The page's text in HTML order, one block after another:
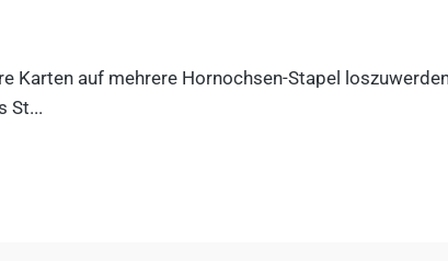
Karten auf mehrere Hornochsen-Stapel
St...